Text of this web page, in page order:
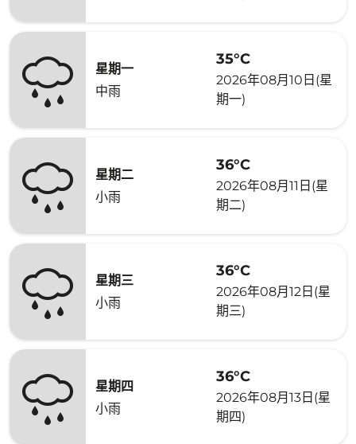
星期一
中雨
35°C
2026年08月10日(星
期一)
星期二
小雨
36°C
2026年08月11日(星
期二)
星期三
小雨
36°C
2026年08月12日(星
期三)
星期四
小雨
36°C
2026年08月13日(星
期四)